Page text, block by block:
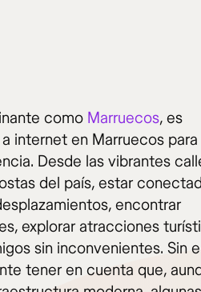
como Marruecos, es
internet en Marruecos
Desde las vibrantes
del país, estar
encontrar
explorar atracciones
sin inconvenientes. Sin
tener en cuenta que,